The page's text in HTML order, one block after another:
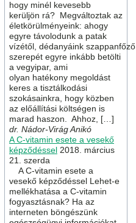
hogy minél kevesebb
kerüljön rá? Megváltoztak az
életkörülményeink: ahogy
egyre távolodunk a patak
vízétől, dédanyáink szappanfőző
szerepét egyre inkább betölti
a vegyipar, ami
olyan hatékony megoldást
keres a tisztálkodási
szokásainkra, hogy közben
az előállítási költségen is
marad haszon. Ahhoz, […]
dr. Nádor-Virág Anikó
A C-vitamin esete a vesekő
képződéssel 2018. március
21. szerda
A C-vitamin esete a
vesekő képződéssel Lehet-e
mellékhatása a C-vitamin
fogyasztásnak? Ha az
interneten böngészünk